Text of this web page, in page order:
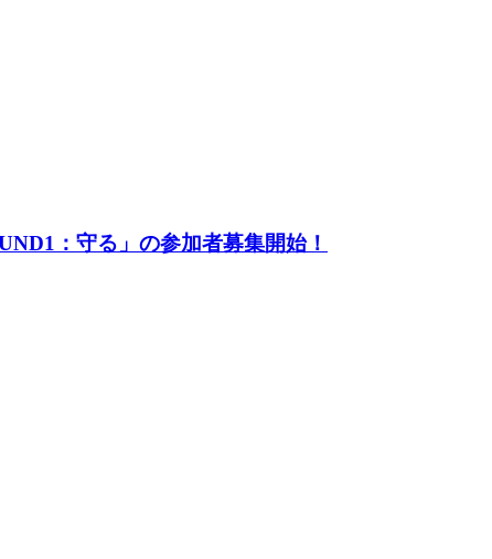
：守る」の参加者募集開始！